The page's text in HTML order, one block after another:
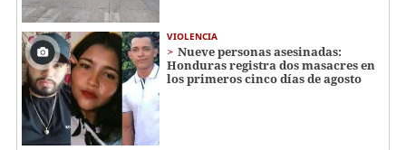
VIOLENCIA
Nueve personas asesinadas:
Honduras registra dos masacres en
los primeros cinco días de agosto